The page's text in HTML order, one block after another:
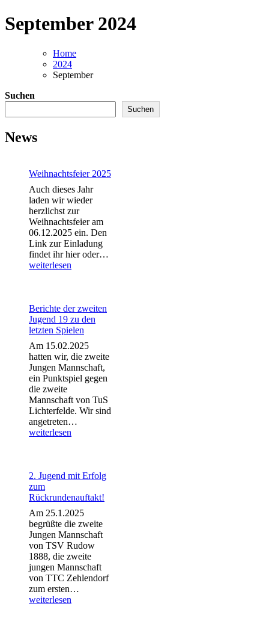
September 2024
Home
2024
September
Suchen
Suchen
News
Weihnachtsfeier 2025
Auch dieses Jahr
laden wir wieder
herzlichst zur
Weihnachtsfeier am
06.12.2025 ein. Den
Link zur Einladung
findet ihr hier oder…
weiterlesen
Berichte der zweiten
Jugend 19 zu den
letzten Spielen
Am 15.02.2025
hatten wir, die zweite
Jungen Mannschaft,
ein Punktspiel gegen
die zweite
Mannschaft von TuS
Lichterfelde. Wir sind
angetreten…
zu
letzten
Spielen
weiterlesen
2. Jugend mit Erfolg
zum
Rückrundenauftakt!
Am 25.1.2025
begrüßte die zweite
Jungen Mannschaft
von TSV Rudow
1888, die zweite
jungen Mannschaft
von TTC Zehlendorf
zum ersten…
weiterlesen